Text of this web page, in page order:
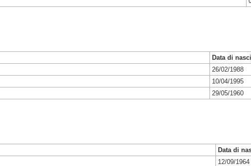
Data di
26/02/1988
10/04/1995
29/05/1960
Data di
12/09/1964